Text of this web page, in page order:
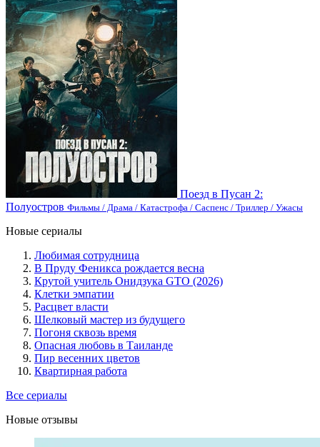
Поезд в Пусан 2:
Полуостров Фильмы / Драма / Катастрофа / Саспенс / Триллер / Ужасы
Новые сериалы
Любимая сотрудница
В Пруду Феникса рождается весна
Крутой учитель Онидзука GTO (2026)
Клетки эмпатии
Расцвет власти
Шелковый мастер из будущего
Погоня сквозь время
Опасная любовь в Таиланде
Пир весенних цветов
Квартирная работа
Все сериалы
Новые отзывы